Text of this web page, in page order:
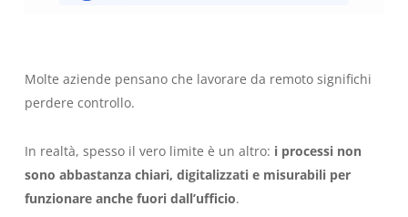
Molte aziende pensano che lavorare da remoto significhi
perdere controllo.
In realtà, spesso il vero limite è un altro: i processi non
sono abbastanza chiari, digitalizzati e misurabili per
funzionare anche fuori dall’ufficio.